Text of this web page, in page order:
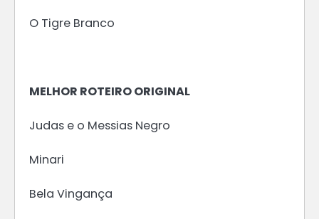
O Tigre Branco
MELHOR ROTEIRO ORIGINAL
Judas e o Messias Negro
Minari
Bela Vingança